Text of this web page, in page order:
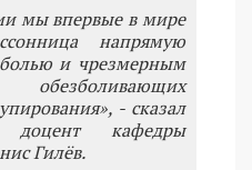
мы впервые в мире
напрямую
болью и чрезмерным
- сказал
доцент кафедры
Гилёв.